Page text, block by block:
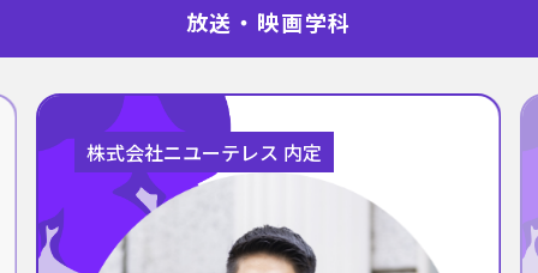
放送・映画学科
株式会社ニユーテレス 内定